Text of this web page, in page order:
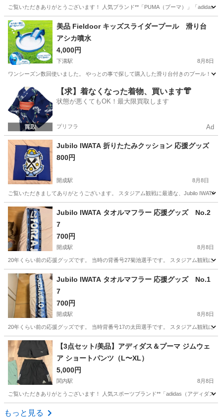
ご覧いただきありがとうございます！ 人気ブランド**「PUMA（プーマ）」「adidas
神奈川 横浜市 関内駅 スポーツウェア トレーニングウェア
美品 Fieldoor キッズスライダープール 滑り台
アシカ噴水
4,000円
下溝駅 8月8日
ワンシーズン数回使いました。 やっとの事で探して購入した滑り台付きのプール！
神奈川 下溝駅 マリンスポーツ
【求】着なくなった着物、買います👘
状態が悪くてもOK！最大限買取します
プリフラ Ad
Jubilo IWATA 折りたたみクッション 応援グッズ
800円
開成駅 8月8日
ご覧いただきましてありがとうございます。 スタジアム観戦に最適な、Jubilo
神奈川 足柄上郡 サッカー グッズ
Jubilo IWATA タオルマフラー 応援グッズ No.2
7
700円
開成駅 8月8日
20年くらい前の応援グッズです。 当時の背番号27菊池選手です。 スタジアム観戦に
神奈川 足柄上郡 サッカー タオル
Jubilo IWATA タオルマフラー 応援グッズ No.1
7
700円
開成駅 8月8日
20年くらい前の応援グッズです。 当時背番号17の太田選手です。 スタジアム観戦に
神奈川 足柄上郡 開成駅 サッカー
【3点セット/美品】アディダス＆プーマ ジムウェ
ア ショートパンツ（L〜XL）
5,000円
関内駅 8月8日
ご覧いただきありがとうございます！ 人気スポーツブランド**「adidas（アディダス
神奈川 横浜市
もっと見る